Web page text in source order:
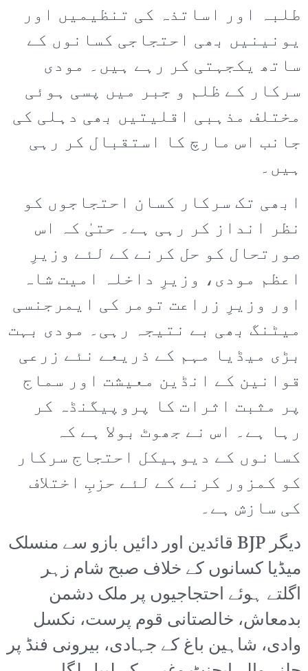
طلبہ اور اساتذہ کی تنظیمیں اور
یونینیں بھی احتجاجی کسانوں کے
ساتھ یکجہتی کر رہے ہیں۔ مودی
سرکار کے ظلم و جبر میں پسی ہوئی
مختلف مذہبی اقلیتیں بھی دہلی کی
جانب اس مارچ کا استقبال کر رہی
ہیں۔
ابھی تک سرکار کسان احتجاجوں کو
نظر انداز کر رہی ہے۔ حتیٰ کہ اس
صورتحال کو حل کرنے کے لئے وزیرِ
اعظم مودی، وزیرِ داخلہ امیت شاہ
اور وزیرِ زراعت تومر کی ایمرجنسی
میٹنگ بھی بے نتیجہ رہی۔ مودی بہت
بڑی میڈیا مہم کے ذریعے نئے زرعی
قوانین کے انڈین معیشت اور سماج
پر مثبت اثرات کا پروپیگنڈہ کر
رہا ہے۔ اس نے جھوٹ بولا ہے کہ
کسانوں کے دیوہیکل احتجاج سرکار
کو کمزور کرنے کے لئے حزبِ اختلاف
کی سازش ہے۔
دیگر BJP قائدین اور دائیں بازو سے منسلک
میڈیا کسانوں کے خلاف صبح شام زہر
اگلتے ہوئے احتجاجیوں پر ملک دشمن
بدمعاش، خالصتانی قوم پرست، نکسل
وادی، شاہین باغ کے جہادی، بیرونی فنڈ پر